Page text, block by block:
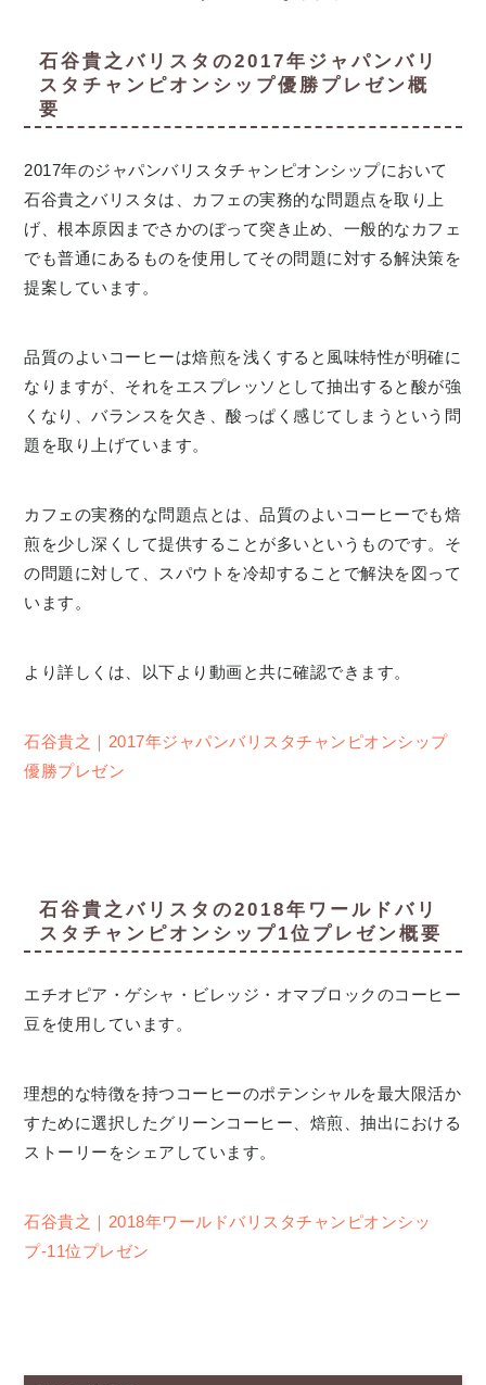
石谷貴之バリスタの2017年ジャパンバリ
スタチャンピオンシップ優勝プレゼン概
要
2017年のジャパンバリスタチャンピオンシップにおいて
石谷貴之バリスタは、カフェの実務的な問題点を取り上
げ、根本原因までさかのぼって突き止め、一般的なカフェ
でも普通にあるものを使用してその問題に対する解決策を
提案しています。
品質のよいコーヒーは焙煎を浅くすると風味特性が明確に
なりますが、それをエスプレッソとして抽出すると酸が強
くなり、バランスを欠き、酸っぱく感じてしまうという問
題を取り上げています。
カフェの実務的な問題点とは、品質のよいコーヒーでも焙
煎を少し深くして提供することが多いというものです。そ
の問題に対して、スパウトを冷却することで解決を図って
います。
より詳しくは、以下より動画と共に確認できます。
石谷貴之｜2017年ジャパンバリスタチャンピオンシップ
優勝プレゼン
石谷貴之バリスタの2018年ワールドバリ
スタチャンピオンシップ1位プレゼン概要
エチオピア・ゲシャ・ビレッジ・オマブロックのコーヒー
豆を使用しています。
理想的な特徴を持つコーヒーのポテンシャルを最大限活か
すために選択したグリーンコーヒー、焙煎、抽出における
ストーリーをシェアしています。
石谷貴之｜2018年ワールドバリスタチャンピオンシッ
プ-11位プレゼン